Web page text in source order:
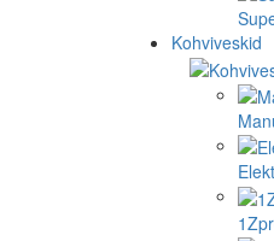
Kohviveskid